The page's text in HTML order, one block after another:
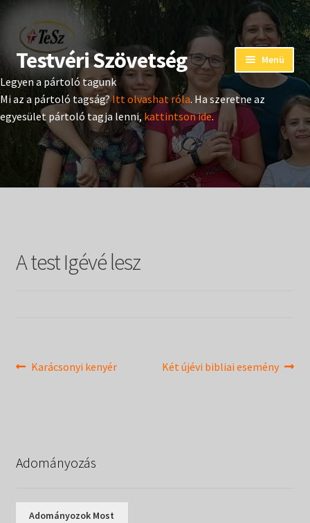
Ugrás
a
navigációhoz
Kilépés
a
tartalomba
Testvéri Szövetség Menü
Eseménynaptár
Adományozás
Pártoló tag belépés
Kiadványok
menu
Legyen a pártoló tagunk
Mi az a pártoló tagság?Itt olvashat róla. Ha szeretne az
egyesület pártoló tagja lenni, kattintson ide.
A test Igévé lesz
Bejegyzés
Previous
Karácsonyi kenyér
Next
Két újévi bibliai esemény
Adományozás
Adományozok Most